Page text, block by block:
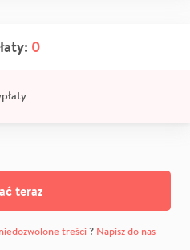
0
teraz
niedozwolone treści? Napisz do nas